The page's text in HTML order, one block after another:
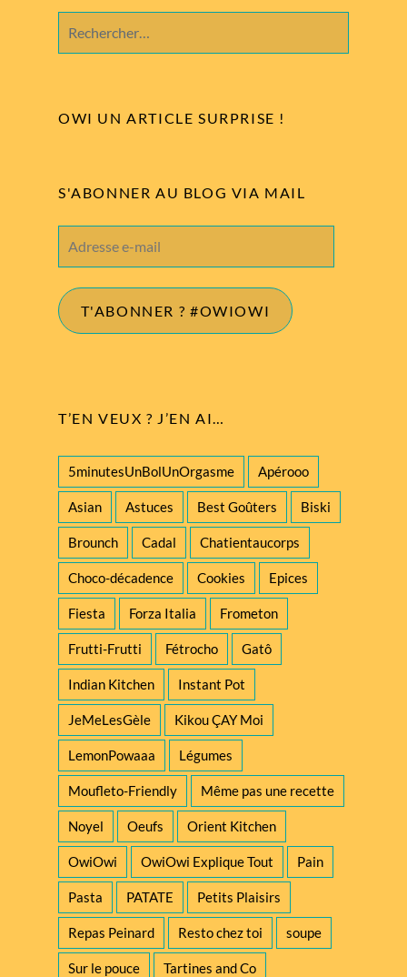
OWI UN ARTICLE SURPRISE !
S'ABONNER AU BLOG VIA MAIL
T'ABONNER ? #OWIOWI
T’EN VEUX ? J’EN AI…
5minutesUnBolUnOrgasme Apérooo
Asian Astuces Best Goûters Biski
Brounch Cadal Chatientaucorps
Choco-décadence Cookies Epices
Fiesta Forza Italia Frometon
Frutti-Frutti Fétrocho Gatô
Indian Kitchen Instant Pot
JeMeLesGèle Kikou ÇAY Moi
LemonPowaaa Légumes
Moufleto-Friendly Même pas une recette
Noyel Oeufs Orient Kitchen
OwiOwi OwiOwi Explique Tout Pain
Pasta PATATE Petits Plaisirs
Repas Peinard Resto chez toi soupe
Sur le pouce Tartines and Co